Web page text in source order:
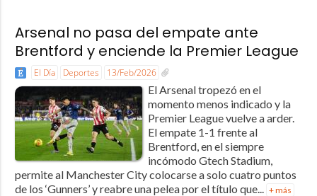
Arsenal no pasa del empate ante
Brentford y enciende la Premier League
El Día Deportes 13/Feb/2026
El Arsenal tropezó en el
momento menos indicado y la
Premier League vuelve a arder.
El empate 1-1 frente al
Brentford, en el siempre
incómodo Gtech Stadium,
permite al Manchester City colocarse a solo cuatro puntos
de los ‘Gunners’ y reabre una pelea por el título que... + más